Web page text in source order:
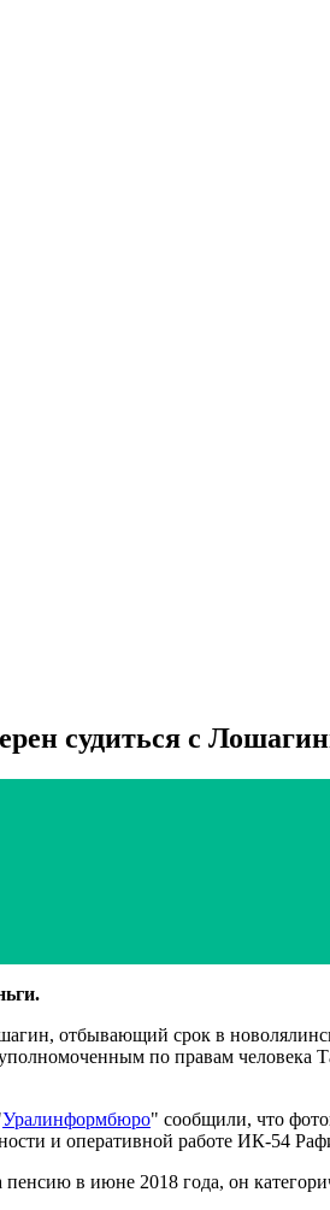
судиться с
отбывающий срок в
по правам человека
Уралинформбюро" сообщили, что
и оперативной работе ИК-54
в июне 2018 года, он